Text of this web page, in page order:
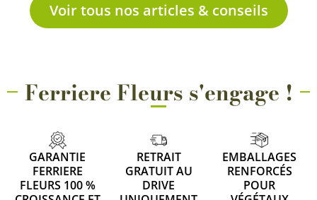
Voir tous nos articles & conseils
Ferriere Fleurs s'engage !
GARANTIE
FERRIERE
FLEURS 100 %
RETRAIT
GRATUIT AU
DRIVE
EMBALLAGES
RENFORCÉS
POUR